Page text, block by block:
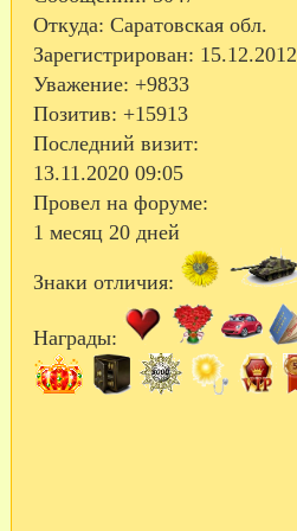
Откуда: Саратовская обл.
Зарегистрирован: 15.12.2012
Уважение: +9833
Позитив: +15913
Последний визит:
13.11.2020 09:05
Провел на форуме:
1 месяц 20 дней
Знаки отличия:
Награды: